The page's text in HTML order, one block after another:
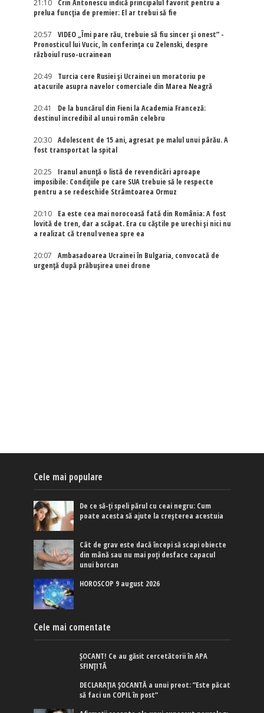
21:10
Crin Antonescu indică principalul favorit pentru a
prelua funcția de premier: El ar trebui să fie
20:57
VIDEO „Îmi pare rău, trebuie să fiu sincer și onest” -
Pronosticul lui Vucic, în conferința cu Zelenski, despre
războiul ruso-ucrainean
20:49
Turcia cere Rusiei și Ucrainei un moratoriu pe
atacurile asupra navelor comerciale din Marea Neagră
20:41
De la buncărul din Fieni la Academia Franceză:
destinul incredibil al unui român celebru
20:30
Adolescent de 15 ani, agresat pe malul unui pârău. A
fost transportat la spital
20:25
Iranul anunță o listă de revendicări aproape
imposibile: Condițiile pe care SUA trebuie să le respecte
pentru a se redeschide Strâmtoarea Ormuz
20:10
Ea este cea mai norocoasă fată din România: A fost
lovită de tren, dar a scăpat. Era cu căștile pe urechi și nici nu
a realizat că trenul venea spre ea
20:07
Ambasadoarea Ucrainei în Bulgaria, convocată de
urgență după prăbușirea unei drone
Cele mai populare
De ce să-ți speli părul cu ceai negru: Cum
poate acesta să ajute la creșterea acestuia
Cât de grav este dacă începi să scapi obiecte
din mână sau nu mai poți desface capacul
unui borcan
HOROSCOP 9 august 2026
Cele mai comentate
ȘOCANT! Ce au găsit cercetătorii în APA
SFINȚITĂ
DECLARAȚIA ȘOCANTĂ a unui preot: ”Este păcat
să faci un COPIL în post”